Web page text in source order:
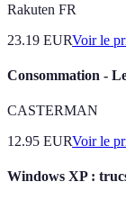
Rakuten FR
23.19 EURVoir le
Consommation -
CASTERMAN
12.95 EURVoir le
Windows XP :